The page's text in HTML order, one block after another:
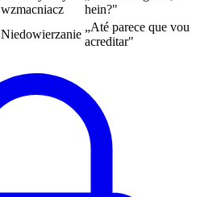
wzmacniacz
hein?"
Niedowierzanie
„Até parece que vou
acreditar"